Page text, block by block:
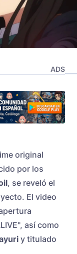
ADS
original
por los
, se reveló el
El video
así como
y titulado